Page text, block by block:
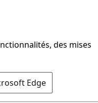
des mises
Edge